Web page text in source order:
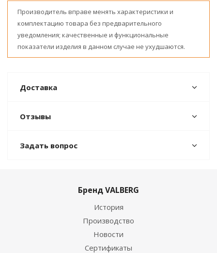
Производитель вправе менять характеристики и
комплектацию товара без предварительного
уведомления; качественные и функциональные
показатели изделия в данном случае не ухудшаются.
Доставка
Отзывы
Задать вопрос
Бренд VALBERG
История
Производство
Новости
Сертификаты